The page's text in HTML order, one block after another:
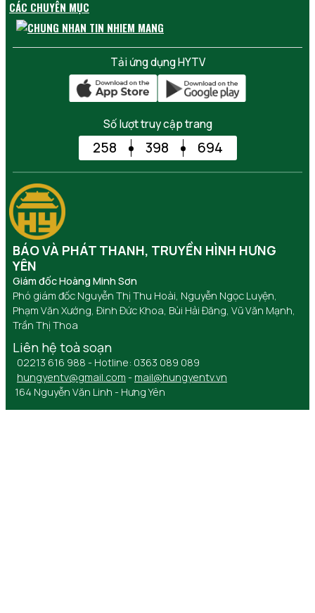
CÁC CHUYÊN MỤC
Tải ứng dụng HYTV
Số lượt truy cập trang
258 398 694
BÁO VÀ PHÁT THANH, TRUYỀN HÌNH HƯNG
YÊN
Giám đốc Hoàng Minh Sơn
Phó giám đốc Nguyễn Thị Thu Hoài, Nguyễn Ngọc Luyện,
Phạm Văn Xướng, Đinh Đức Khoa, Bùi Hải Đăng, Vũ Văn Mạnh,
Trần Thị Thoa
Liên hệ toà soạn
02213 616 988 - Hotline: 0363 089 089
hungyentv@gmail.com - mail@hungyentv.vn
164 Nguyễn Văn Linh - Hưng Yên